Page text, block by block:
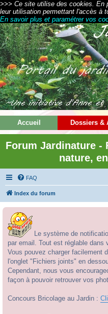
>>> Ce site utilise des cookies. En
leur utilisation permettant l'accès à
En savoir plus et paramétrer vos
Accueil Dossiers &
Forum Jardinature -
nature,
FAQ
Index du forum
Le système de
par email. Tout est réglable dans
Vous pouvez charger facilement
l'onglet "Fichiers joints" en
Cependant, nous vous
façon à pouvoir retrouver vos
Concours Bricolage au Jardin :